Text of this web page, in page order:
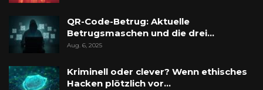
QR-Code-Betrug: Aktuelle
Betrugsmaschen und die drei…
Aug. 6, 2025
Kriminell oder clever? Wenn ethisches
Hacken plötzlich vor…